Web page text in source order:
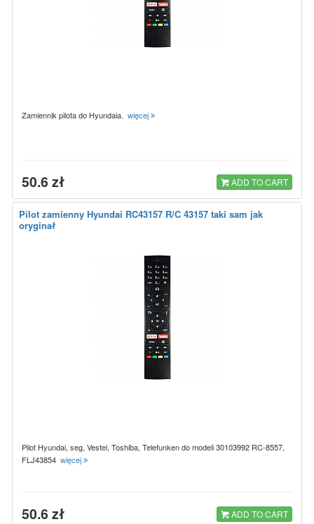
Zamiennik pilota do Hyundaia. więcej
50.6 zł ADD TO CART
Pilot zamienny Hyundai RC43157 R/C 43157 taki sam jak
oryginał
Pilot Hyundai, seg, Vestel, Toshiba, Telefunken do modeli 30103992 RC-8557,
FLJ43854 więcej
50.6 zł ADD TO CART